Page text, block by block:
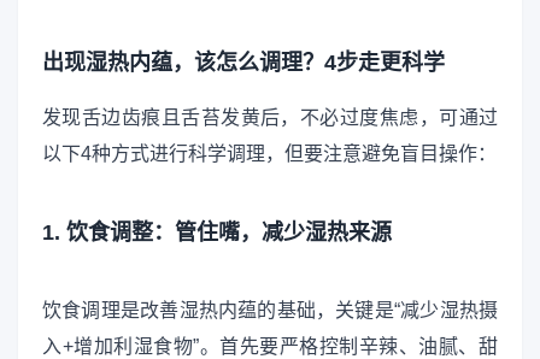
出现湿热内蕴，该怎么调理？4步走更科学
发现舌边齿痕且舌苔发黄后，不必过度焦虑，可通过
以下4种方式进行科学调理，但要注意避免盲目操作：
1. 饮食调整：管住嘴，减少湿热来源
饮食调理是改善湿热内蕴的基础，关键是“减少湿热摄
入+增加利湿食物”。首先要严格控制辛辣、油腻、甜